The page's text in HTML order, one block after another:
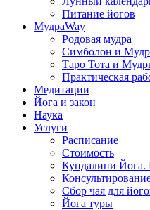
Питание йогов
МудраWay
Родовая мудра
Симболон и
Таро Тота и
Практическая
Медитации
Йога и закон
Наука
Услуги
Расписание
Стоимость
Кундалини Йога.
Сбор чая для
Йога туры